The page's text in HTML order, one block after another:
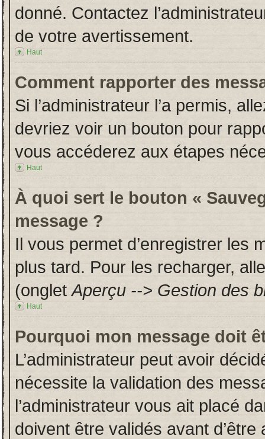
donné. Contactez
de votre avertissement.
Haut
Comment rapporter des
Si l’administrateur l’a permis,
devriez voir un bouton pour
vous accéderez aux étapes
Haut
À quoi sert le bouton «
message ?
Il vous permet d’enregistrer les
plus tard. Pour les recharger,
(ongletAperçu --> Gestion des
Haut
Pourquoi mon message doit
L’administrateur peut avoir
nécessite la validation des
l’administrateur vous ait placé
doivent être validés avant